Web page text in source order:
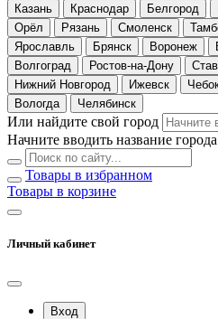
Казань
Краснодар Белгород
Орёл
Рязань Смоленск
Ярославль
Брянск Воронеж
Волгоград
Ростов-на-Дону
Нижний Новгород
Ижевск
Вологда
Челябинск
Или найдите свой город
Начните вводить название
Товары в избранном
Товары в корзине
Личный кабинет
Вход